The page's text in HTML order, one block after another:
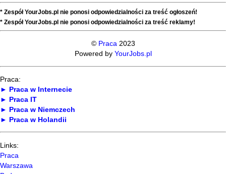
* Zespół YourJobs.pl nie ponosi odpowiedzialności za treść ogłoszeń!
* Zespół YourJobs.pl nie ponosi odpowiedzialności za treść reklamy!
© Praca2023
Powered by YourJobs.pl
Praca:
► Praca w Internecie
► Praca IT
► Praca w Niemczech
► Praca w Holandii
Links:
Praca
Warszawa